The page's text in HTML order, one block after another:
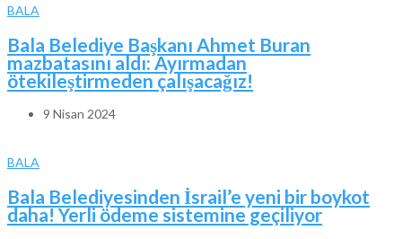
BALA
Bala Belediye Başkanı Ahmet Buran
mazbatasını aldı: Ayırmadan
ötekileştirmeden çalışacağız!
9 Nisan 2024
BALA
Bala Belediyesinden İsrail’e yeni bir boykot
daha! Yerli ödeme sistemine geçiliyor